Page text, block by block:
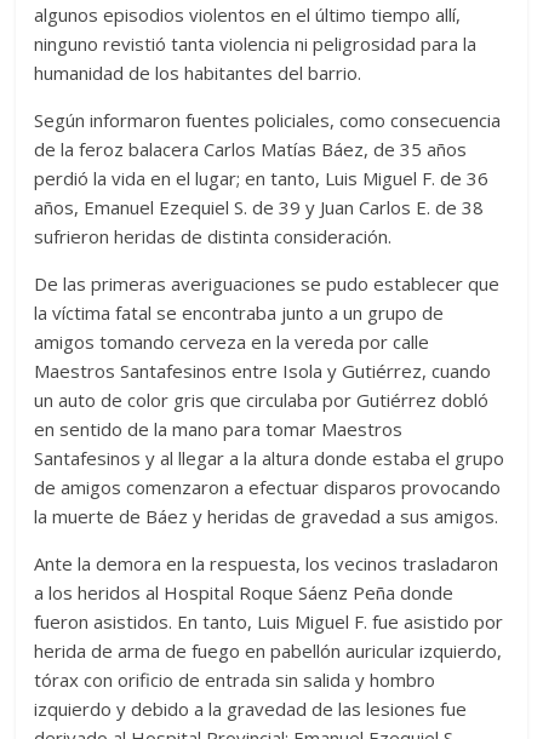
algunos episodios violentos en el último tiempo allí,
ninguno revistió tanta violencia ni peligrosidad para la
humanidad de los habitantes del barrio.
Según informaron fuentes policiales, como consecuencia
de la feroz balacera Carlos Matías Báez, de 35 años
perdió la vida en el lugar; en tanto, Luis Miguel F. de 36
años, Emanuel Ezequiel S. de 39 y Juan Carlos E. de 38
sufrieron heridas de distinta consideración.
De las primeras averiguaciones se pudo establecer que
la víctima fatal se encontraba junto a un grupo de
amigos tomando cerveza en la vereda por calle
Maestros Santafesinos entre Isola y Gutiérrez, cuando
un auto de color gris que circulaba por Gutiérrez dobló
en sentido de la mano para tomar Maestros
Santafesinos y al llegar a la altura donde estaba el grupo
de amigos comenzaron a efectuar disparos provocando
la muerte de Báez y heridas de gravedad a sus amigos.
Ante la demora en la respuesta, los vecinos trasladaron
a los heridos al Hospital Roque Sáenz Peña donde
fueron asistidos. En tanto, Luis Miguel F. fue asistido por
herida de arma de fuego en pabellón auricular izquierdo,
tórax con orificio de entrada sin salida y hombro
izquierdo y debido a la gravedad de las lesiones fue